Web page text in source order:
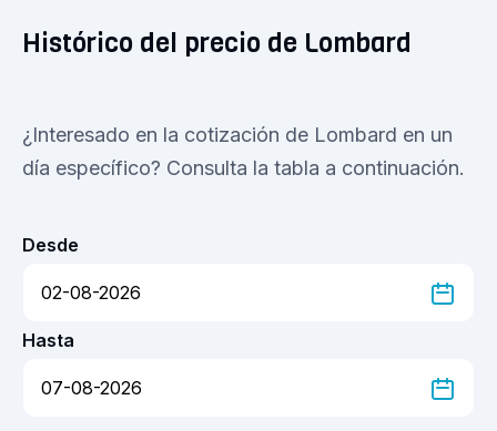
Histórico del precio de Lombard
¿Interesado en la cotización de Lombard en un
día específico? Consulta la tabla a continuación.
Desde
Hasta